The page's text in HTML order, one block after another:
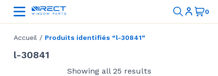
Accueil / Produits identifiés “l-30841”
l-30841
Showing all 25 results